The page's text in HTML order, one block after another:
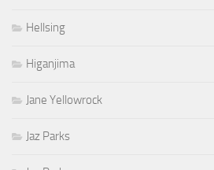
Hellsing
Higanjima
Jane Yellowrock
Jaz Parks